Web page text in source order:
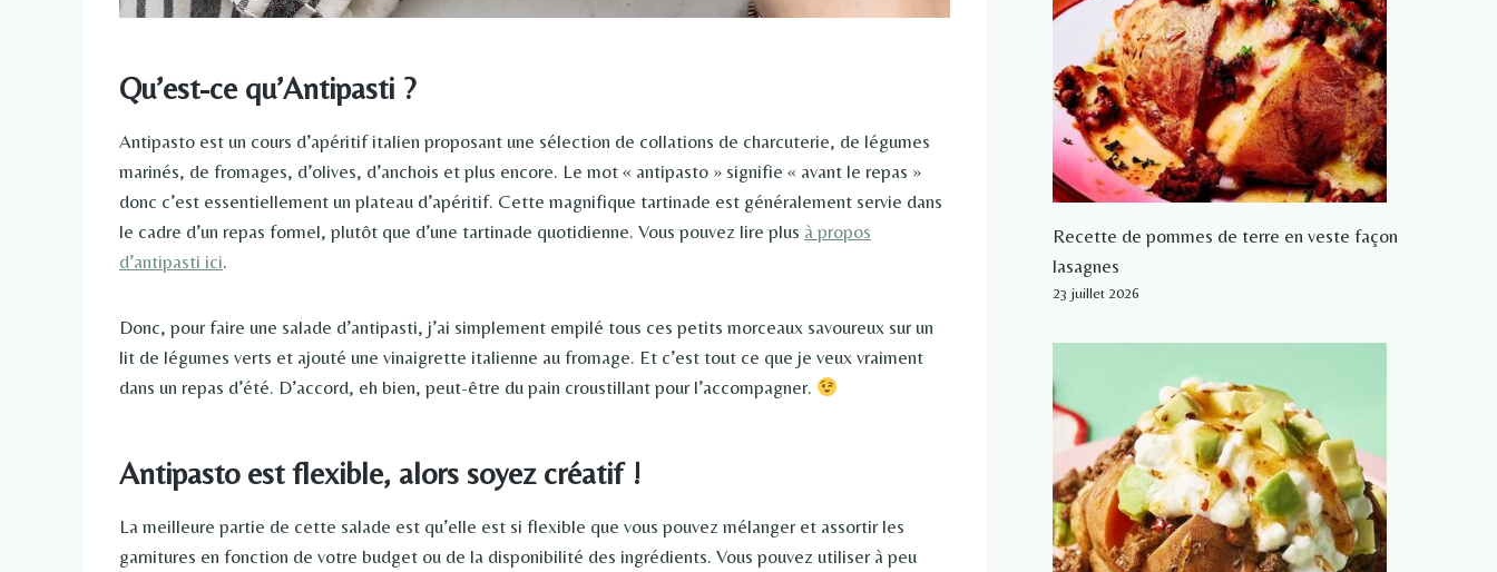
Qu’est-ce qu’Antipasti ?
Antipasto est un cours d’apéritif italien proposant une sélection de collations de charcuterie, de légumes
marinés, de fromages, d’olives, d’anchois et plus encore. Le mot « antipasto » signifie « avant le repas »
donc c’est essentiellement un plateau d’apéritif. Cette magnifique tartinade est généralement servie dans
le cadre d’un repas formel, plutôt que d’une tartinade quotidienne. Vous pouvez lire plus à propos
d’antipasti ici.
Donc, pour faire une salade d’antipasti, j’ai simplement empilé tous ces petits morceaux savoureux sur un
lit de légumes verts et ajouté une vinaigrette italienne au fromage. Et c’est tout ce que je veux vraiment
dans un repas d’été. D’accord, eh bien, peut-être du pain croustillant pour l’accompagner.
Antipasto est flexible, alors soyez créatif !
La meilleure partie de cette salade est qu’elle est si flexible que vous pouvez mélanger et assortir les
garnitures en fonction de votre budget ou de la disponibilité des ingrédients. Vous pouvez utiliser à peu
Recette de pommes de terre en veste façon
lasagnes
23 juillet 2026